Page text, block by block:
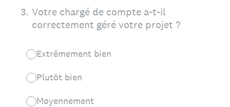
3. Votre chargé de compte a-t-il
correctement géré votre projet ?
Extrêmement bien
Plutôt bien
Moyennement